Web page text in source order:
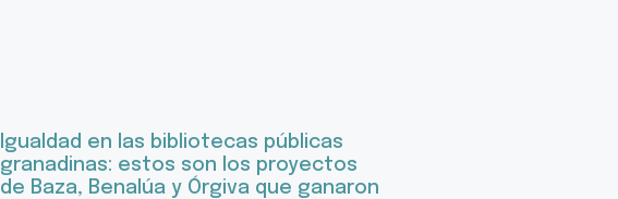
Igualdad en las bibliotecas públicas
granadinas: estos son los proyectos
de Baza, Benalúa y Órgiva que ganaron